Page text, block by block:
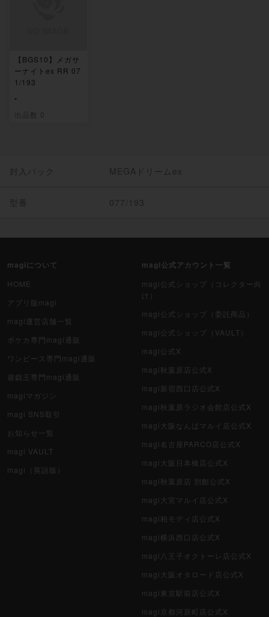
【BGS10】メガサ
ーナイトex RR 07
1/193
-
出品数 0
封入パック MEGAドリームex
型番 077/193
magiについて
HOME
アプリ版magi
magi運営店舗一覧
ポケカ専門magi通販
ワンピース専門magi通販
遊戯王専門magi通販
magiマガジン
magi SNS取引
お知らせ一覧
magi VAULT
magi（英語版）
magi公式アカウント一覧
magi公式ショップ（コレクター向
け）
magi公式ショップ（委託商品）
magi公式ショップ（VAULT）
magi公式X
magi秋葉原店公式X
magi新宿西口店公式X
magi秋葉原ラジオ会館店公式X
magi大阪なんばマルイ店公式X
magi名古屋PARCO店公式X
magi大阪日本橋店公式X
magi秋葉原店 別館公式X
magi大宮マルイ店公式X
magi柏モディ店公式X
magi横浜西口店公式X
magi八王子オクトーレ店公式X
magi大阪オタロード店公式X
magi東京駅前店公式X
magi京都河原町店公式X